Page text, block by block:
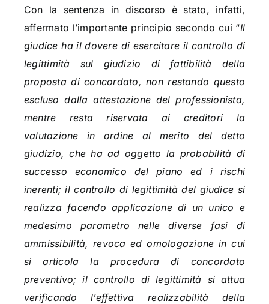
Con la sentenza in discorso è stato, infatti,
affermato l’importante principio secondo cui “Il
giudice ha il dovere di esercitare il controllo di
legittimità sul giudizio di fattibilità della
proposta di concordato, non restando questo
escluso dalla attestazione del professionista,
mentre resta riservata ai creditori la
valutazione in ordine al merito del detto
giudizio, che ha ad oggetto la probabilità di
successo economico del piano ed i rischi
inerenti; il controllo di legittimità del giudice si
realizza facendo applicazione di un unico e
medesimo parametro nelle diverse fasi di
ammissibilità, revoca ed omologazione in cui
si articola la procedura di concordato
preventivo; il controllo di legittimità si attua
verificando l’effettiva realizzabilità della